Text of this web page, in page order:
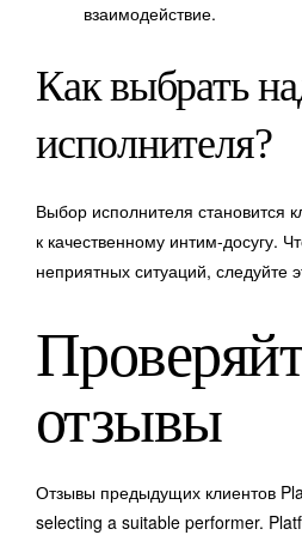
взаимодействие.
Как выбрать
исполнителя?
Выбор исполнителя становится
к качественному интим-досугу.
неприятных ситуаций, следуйте
отзывы
Отзывы предыдущих клиентов
selecting a suitable performer.